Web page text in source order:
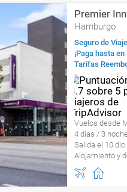
Premier
Hamburgo
Seguro de
¡Paga hasta
Tarifas
Vuelos desde
4 días / 3
Salida el 10 dic
Alojamiento y